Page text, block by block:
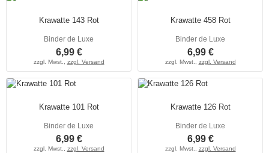
Krawatte 143 Rot
Binder de Luxe
6,99 €
zzgl. Mwst., zzgl. Versand
Krawatte 458 Rot
Binder de Luxe
6,99 €
zzgl. Mwst., zzgl. Versand
Krawatte 101 Rot
Binder de Luxe
6,99 €
zzgl. Mwst., zzgl. Versand
Krawatte 126 Rot
Binder de Luxe
6,99 €
zzgl. Mwst., zzgl. Versand